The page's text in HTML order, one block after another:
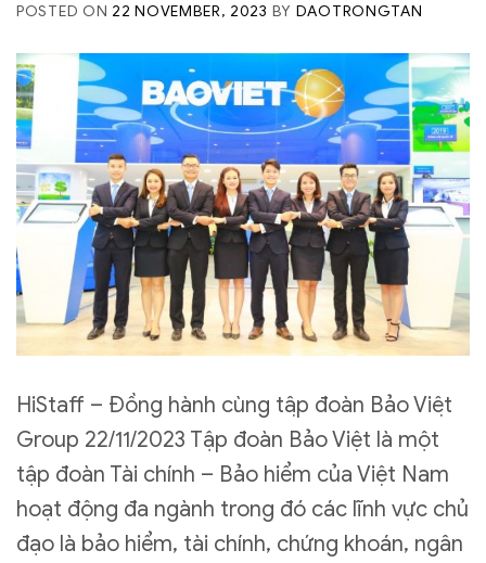
POSTED ON 22 NOVEMBER, 2023 BY DAOTRONGTAN
HiStaff – Đồng hành cùng tập đoàn Bảo Việt
Group 22/11/2023 Tập đoàn Bảo Việt là một
tập đoàn Tài chính – Bảo hiểm của Việt Nam
hoạt động đa ngành trong đó các lĩnh vực chủ
đạo là bảo hiểm, tài chính, chứng khoán, ngân